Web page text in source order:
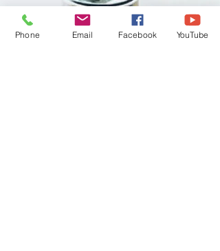
Phone Email Facebook YouTube